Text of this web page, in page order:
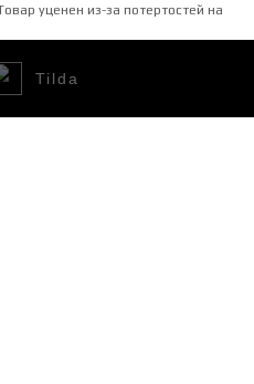
уценен из-за потертостей на
Tilda